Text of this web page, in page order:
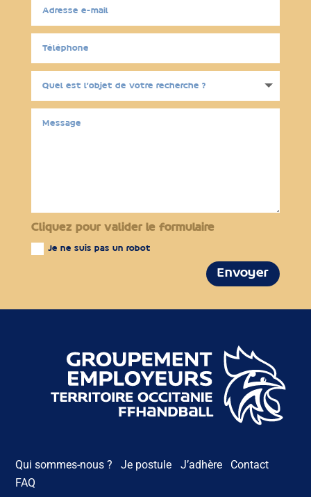
Cliquez pour valider le formulaire
Je ne suis pas un robot
Envoyer
Qui sommes-nous ? Je postule J’adhère
Contact
FAQ